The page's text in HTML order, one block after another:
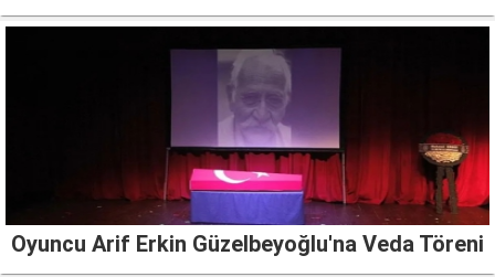
Oyuncu Arif Erkin Güzelbeyoğlu'na Veda Töreni